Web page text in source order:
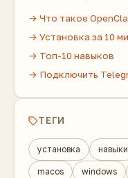
→ Что такое
→ Установка за 10
→ Топ-10 навыков
→ Подключить
ТЕГИ
установка навыки
macos windows